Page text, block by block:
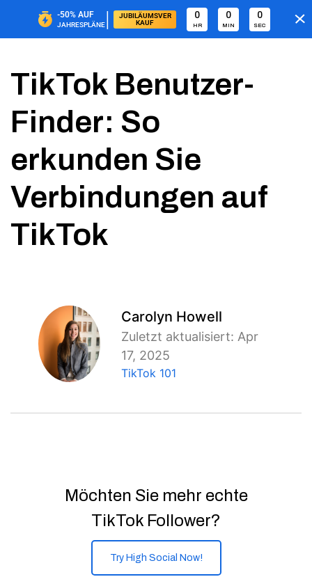
-50% AUF
JAHRESPLÄNE|
JUBILÄUMSVER
KAUF
0
HR
0
MIN
0
SEC
TikTok Benutzer-
Finder: So
erkunden Sie
Verbindungen auf
TikTok
Carolyn Howell
Zuletzt aktualisiert: Apr
17, 2025
TikTok 101
Möchten Sie mehr echte
TikTok Follower?
Try High Social Now!